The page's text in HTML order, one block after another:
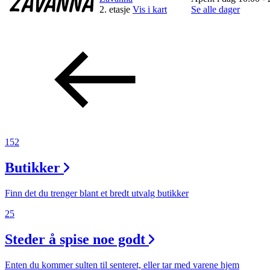
2. etasje Vis i kart
Se alle dager
152
Butikker
Finn det du trenger blant et bredt utvalg butikker
25
Steder å spise noe godt
Enten du kommer sulten til senteret, eller tar med varene hjem